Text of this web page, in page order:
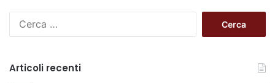
Articoli recenti